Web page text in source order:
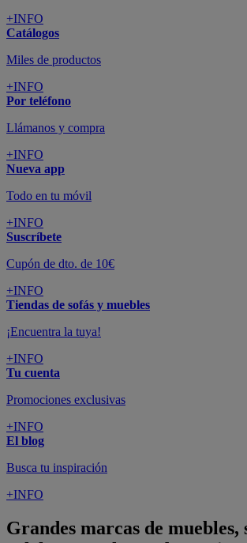
+INFO
Catálogos
Miles de productos
+INFO
Por teléfono
Llámanos y compra
+INFO
Nueva app
Todo en tu móvil
+INFO
Suscríbete
Cupón de dto. de 10€
+INFO
Tiendas de sofás y muebles
¡Encuentra la tuya!
+INFO
Tu cuenta
Promociones exclusivas
+INFO
El blog
Busca tu inspiración
+INFO
Grandes marcas de muebles,